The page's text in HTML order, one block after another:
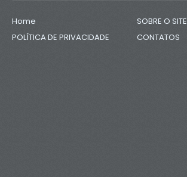
Home
SOBRE O SITE
POLÍTICA DE PRIVACIDADE
CONTATOS